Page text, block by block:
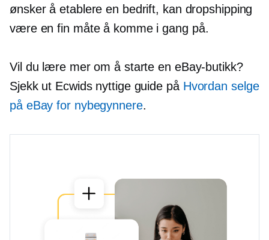
ønsker å etablere en bedrift, kan dropshipping
være en fin måte å komme i gang på.
Vil du lære mer om å starte en eBay-butikk?
Sjekk ut Ecwids nyttige guide på Hvordan selge
på eBay for nybegynnere.